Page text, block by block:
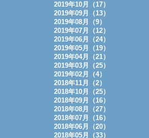
2019年10月（17）
2019年09月（13）
2019年08月（9）
2019年07月（12）
2019年06月（24）
2019年05月（19）
2019年04月（21）
2019年03月（25）
2019年02月（4）
2018年11月（2）
2018年10月（25）
2018年09月（16）
2018年08月（27）
2018年07月（16）
2018年06月（20）
2018年05月（33）